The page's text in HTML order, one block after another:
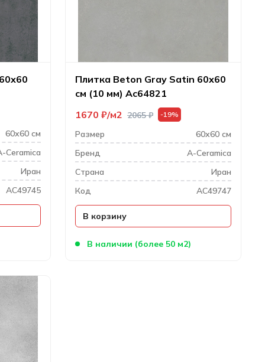
60х60 см
Ceramica
Иран
AC49745
Плитка Beton Gray Satin 60х60
см (10 мм) Ac64821
В наличии (более 50 м2)
-19%
2065₽
1670 ₽ м2
Размер
60х60 см
Бренд
A-Ceramica
Cтрана
Иран
Код
AC49747
В корзину